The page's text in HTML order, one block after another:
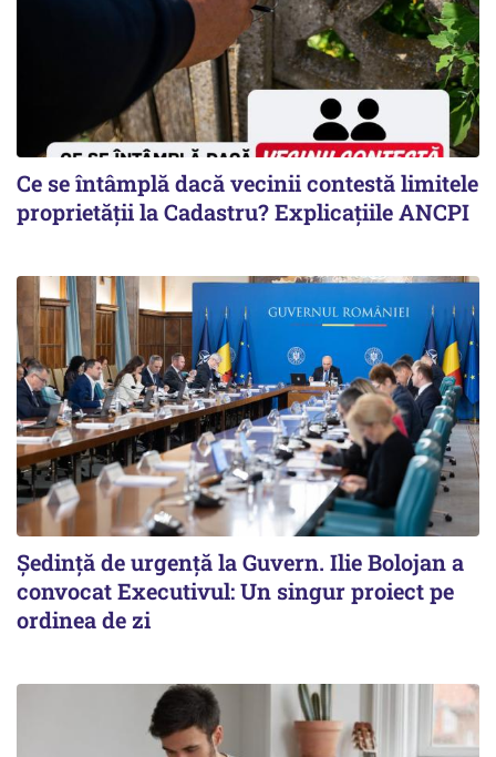
Ce se întâmplă dacă vecinii contestă limitele
proprietății la Cadastru? Explicațiile ANCPI
Ședință de urgență la Guvern. Ilie Bolojan a
convocat Executivul: Un singur proiect pe
ordinea de zi